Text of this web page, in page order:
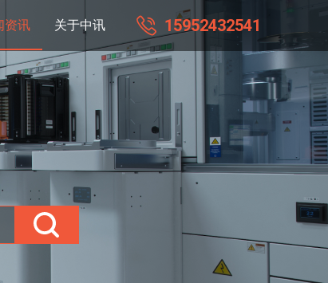
资讯 关于中讯 15952432541